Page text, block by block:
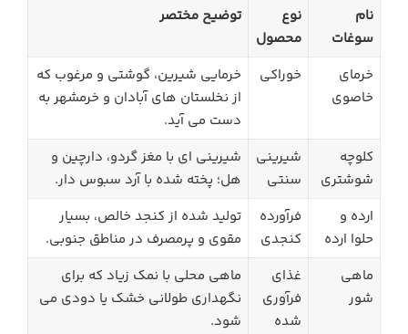
نام
سوغات
نوع
محصول
توضیح مختصر
خرمای
خاصوی
خوراکی
خرمایی شیرین، گوشتی و مرغوب که
از نخلستان های آبادان و خرمشهر به
دست می آید.
کلوچه
شوشتری
شیرینی
سنتی
شیرینی ای با مغز گردو، دارچین و
هل؛ پخته شده با آرد سبوس دار.
ارده و
حلوا ارده
فرآورده
کنجدی
تولید شده از کنجد خالص، بسیار
مقوی و پرمصرف در مناطق جنوبی.
ماهی
شور
غذای
فرآوری
شده
ماهی محلی با نمک زیاد که برای
نگهداری طولانی خشک یا دودی می
شود.